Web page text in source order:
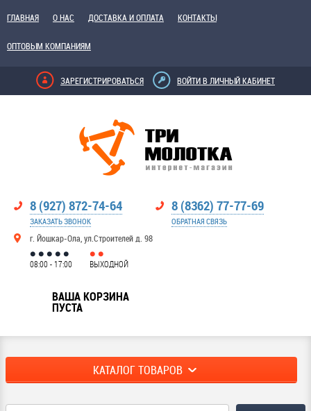
ГЛАВНАЯ О НАС ДОСТАВКА И ОПЛАТА КОНТАКТЫ
ОПТОВЫМ КОМПАНИЯМ
ЗАРЕГИСТРИРОВАТЬСЯ ВОЙТИ В ЛИЧНЫЙ КАБИНЕТ
8 (927) 872-74-64
ЗАКАЗАТЬ ЗВОНОК
г. Йошкар-Ола, ул.Строителей д. 98
8 (8362) 77-77-69
ОБРАТНАЯ СВЯЗЬ
08:00 - 17:00 ВЫХОДНОЙ
ВАША КОРЗИНА
ПУСТА
КАТАЛОГ ТОВАРОВ